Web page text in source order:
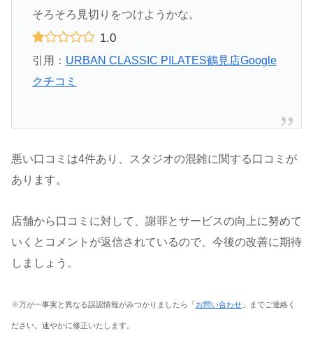
そろそろ見切りをつけようかな。
1.0
引用： URBAN CLASSIC PILATES鶴見店Google
クチコミ
悪い口コミは4件あり、スタジオの混雑に関する口コミが
あります。
店舗から口コミに対して、謝罪とサービスの向上に努めて
いくとコメントが返信されているので、今後の改善に期待
しましょう。
※万が一事実と異なる誤認情報がみつかりましたら「 お問い合わせ 」までご連絡く
ださい。速やかに修正いたします。